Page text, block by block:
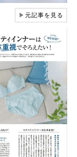
▶元記事を見る